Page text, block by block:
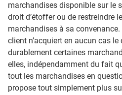
marchandises disponible sur le
droit d’étoffer ou de restreindre
marchandises à sa
client n’acquiert en aucun cas
durablement certaines
elles, indépendamment du fait
tout les marchandises en
propose tout simplement plus